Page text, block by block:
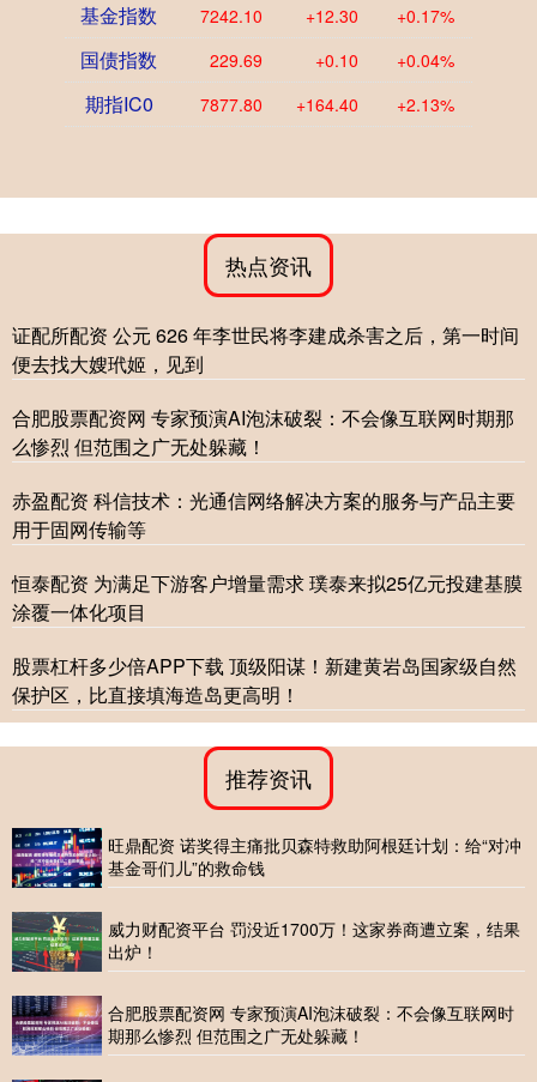
基金指数 7242.10 +12.30 +0.17%
国债指数 229.69 +0.10 +0.04%
期指IC0 7877.80 +164.40 +2.13%
热点资讯
证配所配资 公元 626 年李世民将李建成杀害之后，第一时间
便去找大嫂玳姬，见到
合肥股票配资网 专家预演AI泡沫破裂：不会像互联网时期那
么惨烈 但范围之广无处躲藏！
赤盈配资 科信技术：光通信网络解决方案的服务与产品主要
用于固网传输等
恒泰配资 为满足下游客户增量需求 璞泰来拟25亿元投建基膜
涂覆一体化项目
股票杠杆多少倍APP下载 顶级阳谋！新建黄岩岛国家级自然
保护区，比直接填海造岛更高明！
推荐资讯
旺鼎配资 诺奖得主痛批贝森特救助阿根廷计划：给“对冲
基金哥们儿”的救命钱
威力财配资平台 罚没近1700万！这家券商遭立案，结果
出炉！
合肥股票配资网 专家预演AI泡沫破裂：不会像互联网时
期那么惨烈 但范围之广无处躲藏！